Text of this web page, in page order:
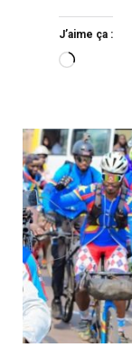
J’aime ça :